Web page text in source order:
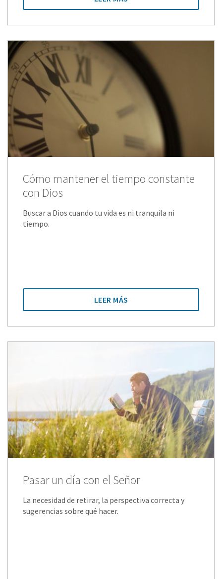
Cómo mantener el tiempo constante
con Dios
Buscar a Dios cuando tu vida es ni tranquila ni
tiempo.
LEER MÁS
Pasar un día con el Señor
La necesidad de retirar, la perspectiva correcta y
sugerencias sobre qué hacer.